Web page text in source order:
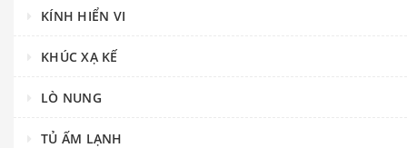
KÍNH HIỂN VI
KHÚC XẠ KẾ
LÒ NUNG
TỦ ẤM LẠNH